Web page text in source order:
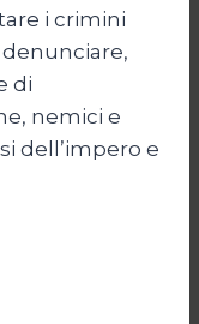
i crimini
di
nemici e
dell’impero e